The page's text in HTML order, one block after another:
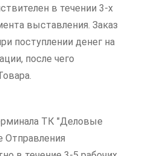
в течении 3-х
выставления. Заказ
поступлении денег на
после чего
ТК "Деловые
Отправления